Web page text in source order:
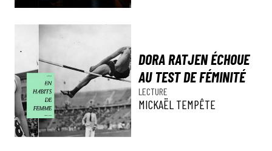
DORA RATJEN ÉCHOUE
AU TEST DE FÉMINITÉ
LECTURE
MICKAËL TEMPÊTE